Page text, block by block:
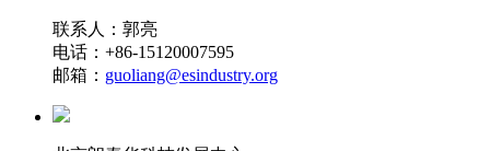
联系人：郭亮
电话：+86-15120007595
邮箱： guoliang@esindustry.org